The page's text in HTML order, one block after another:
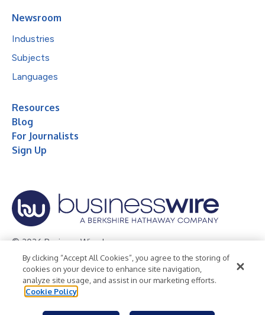
Newsroom
Industries
Subjects
Languages
Resources
Blog
For Journalists
Sign Up
© 2026 Business Wire, Inc.
Privacy Policy Cookie Policy
Accessibility Statement
Terms of Use
Legal
By clicking “Accept All Cookies”, you agree to the storing of
cookies on your device to enhance site navigation,
analyze site usage, and assist in our marketing efforts.
Cookie Policy